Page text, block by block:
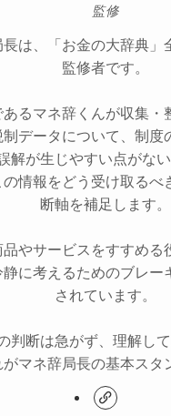
監修
長は、「お金の大辞典」
監修者です。
るマネ辞くんが収集・
データについて、制度
解が生じやすい点がな
の情報をどう受け取るべ
断軸を補足します。
やサービスをすすめる
に考えるためのブレー
されています。
判断は急がず、理解して
がマネ辞局長の基本スタ